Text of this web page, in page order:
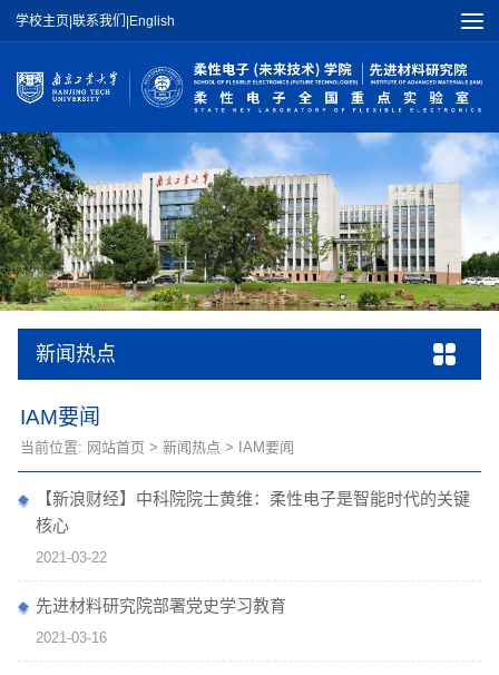
学校主页|联系我们 |English
新闻热点
IAM要闻
当前位置: 网站首页 > 新闻热点 > IAM要闻
【新浪财经】中科院院士黄维：柔性电子是智能时代的关键
核心
2021-03-22
先进材料研究院部署党史学习教育
2021-03-16